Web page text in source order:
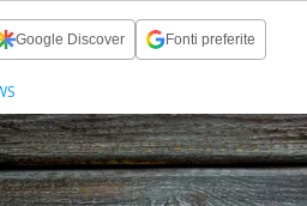
Google Discover Fonti preferite